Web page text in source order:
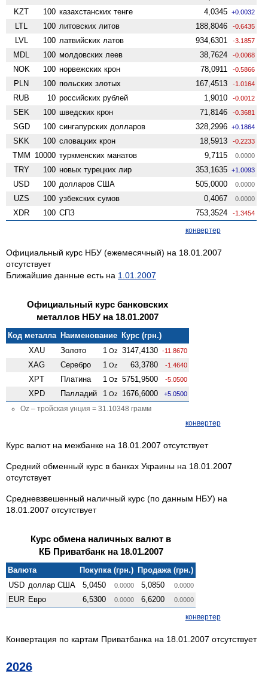
KZT 100 казахстанских тенге 4,0345 +0.0032
LTL 100 литовских литов 188,8046 -0.6435
LVL 100 латвийских латов 934,6301 -3.1857
MDL 100 молдовских леев 38,7624 -0.0068
NOK 100 норвежских крон 78,0911 -0.5866
PLN 100 польских злотых 167,4513 -1.0164
RUB 10 российских рублей 1,9010 -0.0012
SEK 100 шведских крон 71,8146 -0.3681
SGD 100 сингапурских долларов 328,2996 +0.1864
SKK 100 словацких крон 18,5913 -0.2233
TMM 10000 туркменских манатов 9,7115 0.0000
TRY 100 новых турецких лир 353,1635 +1.0093
USD 100 долларов США 505,0000 0.0000
UZS 100 узбекских сумов 0,4067 0.0000
XDR 100 СПЗ 753,3524 -1.3454
конвертер
Официальный курс НБУ (ежемесячный) на 18.01.2007
отсутствует
Ближайшие данные есть на 1.01.2007
Официальный курс банковских
металлов НБУ на 18.01.2007
Код металла Наименование Курс (грн.)
XAU
Золото 1 Oz 3147,4130 -11.8670
XAG Серебро 1 Oz 63,3780 -1.4640
XPT Платина 1 Oz 5751,9500 -5.0500
XPD Палладий 1 Oz 1676,6000 +5.0500
Oz – тройская унция = 31.10348 грамм
конвертер
Курс валют на межбанке на 18.01.2007 отсутствует
Средний обменный курс в банках Украины на 18.01.2007
отсутствует
Средневзвешенный наличный курс (по данным НБУ) на
18.01.2007 отсутствует
Курс обмена наличных валют в
КБ Приватбанк на 18.01.2007
Валюта Покупка (грн.) Продажа (грн.)
USD доллар США 5,0450 0.0000 5,0850 0.0000
EUR Евро 6,5300 0.0000 6,6200 0.0000
конвертер
Конвертация по картам Приватбанка на 18.01.2007 отсутствует
2026